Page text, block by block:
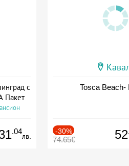
с
Пакет
.04
лв.
Tosca Beach-
-30%
74.65€ 52